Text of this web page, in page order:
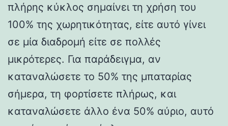
πλήρης κύκλος σημαίνει τη χρήση του
100% της χωρητικότητας, είτε αυτό γίνει
σε μία διαδρομή είτε σε πολλές
μικρότερες. Για παράδειγμα, αν
καταναλώσετε το 50% της μπαταρίας
σήμερα, τη φορτίσετε πλήρως, και
καταναλώσετε άλλο ένα 50% αύριο, αυτό